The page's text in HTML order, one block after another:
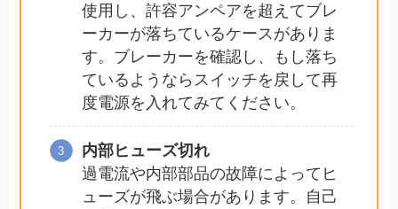
使用し、許容アンペアを超えてブレ
ーカーが落ちているケースがありま
す。ブレーカーを確認し、もし落ち
ているようならスイッチを戻して再
度電源を入れてみてください。
内部ヒューズ切れ
過電流や内部部品の故障によってヒ
ューズが飛ぶ場合があります。自己